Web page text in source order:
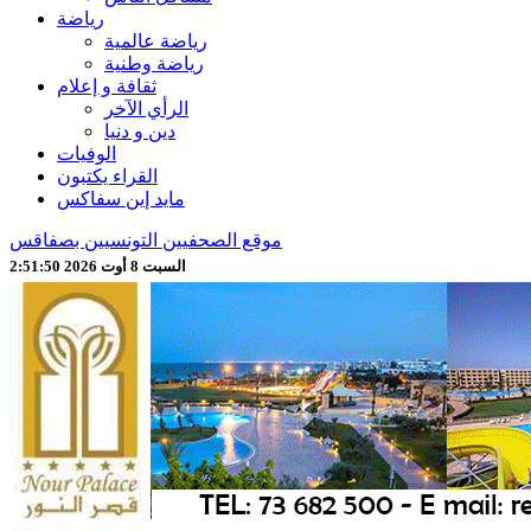
رياضة
رياضة عالمية
رياضة وطنية
ثقافة و إعلام
الرأي الآخر
دين و دنيا
الوفيات
القراء يكتبون
مايد إين سفاكس
موقع الصحفيين التونسيين بصفاقس
السبت 8 أوت 2026 2:51:52